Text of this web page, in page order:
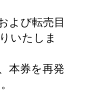
よび転売目
いたしま
本券を再発